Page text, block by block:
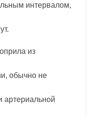
интервалом,
из
обычно не
артериальной